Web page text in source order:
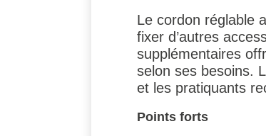
Le cordon réglable
fixer d’autres
supplémentaires
selon ses besoins.
et les pratiquants
Points forts